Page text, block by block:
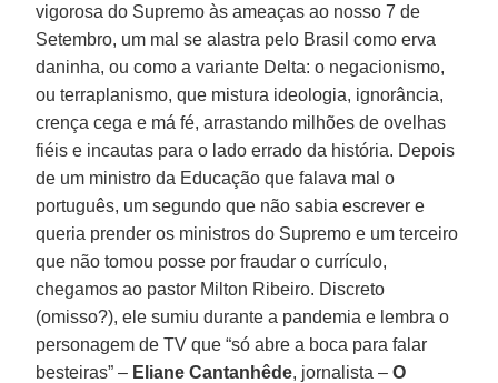
vigorosa do Supremo às ameaças ao nosso 7 de
Setembro, um mal se alastra pelo Brasil como erva
daninha, ou como a variante Delta: o negacionismo,
ou terraplanismo, que mistura ideologia, ignorância,
crença cega e má fé, arrastando milhões de ovelhas
fiéis e incautas para o lado errado da história. Depois
de um ministro da Educação que falava mal o
português, um segundo que não sabia escrever e
queria prender os ministros do Supremo e um terceiro
que não tomou posse por fraudar o currículo,
chegamos ao pastor Milton Ribeiro. Discreto
(omisso?), ele sumiu durante a pandemia e lembra o
personagem de TV que “só abre a boca para falar
besteiras” – Eliane Cantanhêde, jornalista – O